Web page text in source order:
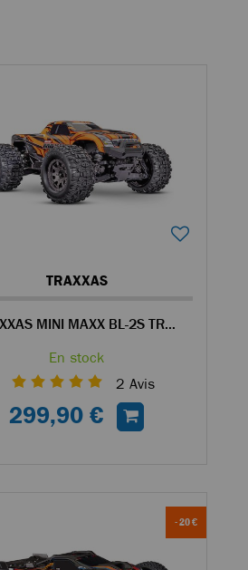
TRAXXAS
TRAXXAS MINI MAXX BL-2S TRUCK RC 4WD 1/14 BRUSHLESS ORANGE - 107154-1
En stock
2 Avis
299,90 €
- 20 €